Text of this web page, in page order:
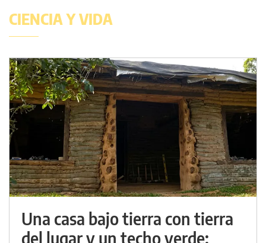
CIENCIA Y VIDA
Una casa bajo tierra con tierra
del lugar y un techo verde: